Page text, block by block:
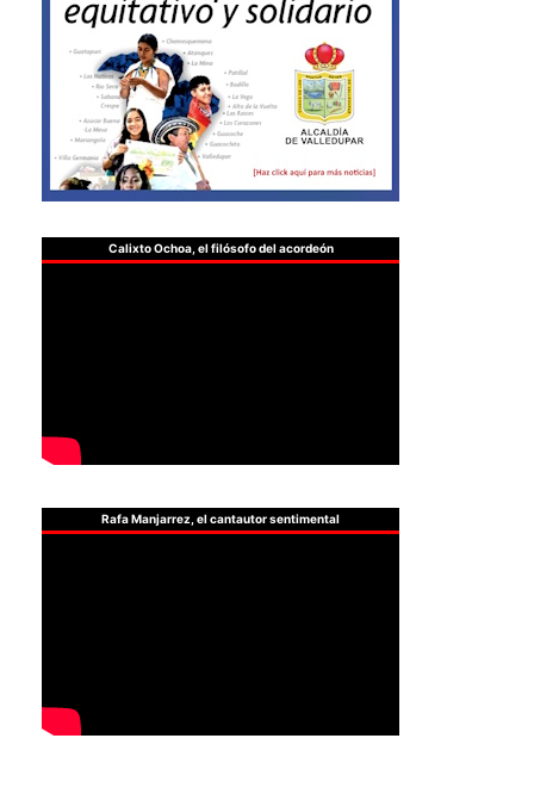
Calixto Ochoa, el filósofo del acordeón
Rafa Manjarrez, el cantautor sentimental